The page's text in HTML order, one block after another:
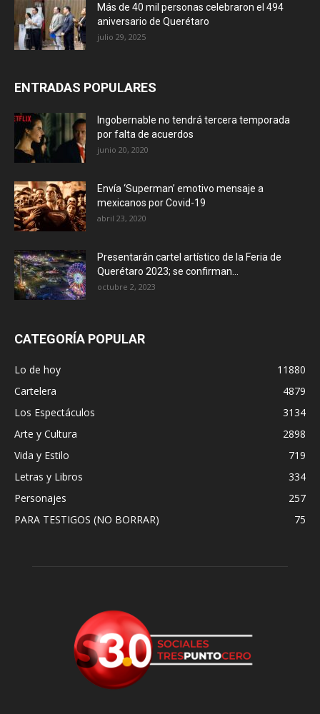
Más de 40 mil personas celebraron el 494
aniversario de Querétaro
julio 29, 2025
ENTRADAS POPULARES
Ingobernable no tendrá tercera temporada
por falta de acuerdos
junio 20, 2020
Envía ‘Superman’ emotivo mensaje a
mexicanos por Covid-19
abril 23, 2020
Presentarán cartel artístico de la Feria de
Querétaro 2023; se confirman...
octubre 2, 2023
CATEGORÍA POPULAR
Lo de hoy
11880
Cartelera
4879
Los Espectáculos
3134
Arte y Cultura
2898
Vida y Estilo
719
Letras y Libros
334
Personajes
257
PARA TESTIGOS (NO BORRAR)
75